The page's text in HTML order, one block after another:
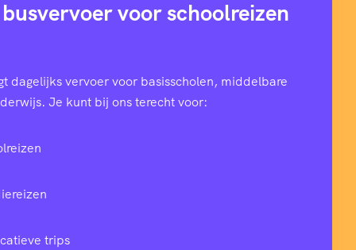
voor schoolreizen
dagelijks vervoer voor basisscholen, middelbare
Je kunt bij ons terecht voor:
trips